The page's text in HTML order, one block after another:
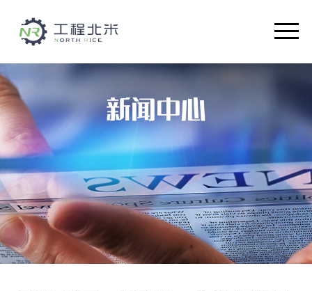
关于我们
智能设备
解决方案
产品介绍
新闻中心
人才招聘